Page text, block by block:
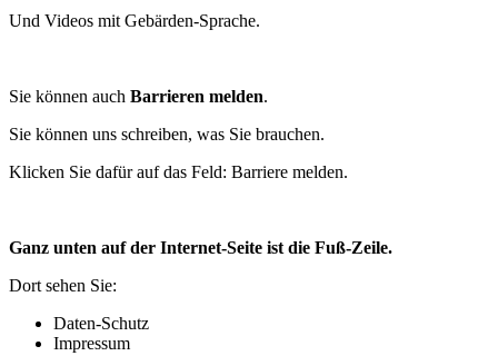
Und Videos mit Gebärden-Sprache.
Sie können auch Barrieren melden.
Sie können uns schreiben, was Sie brauchen.
Klicken Sie dafür auf das Feld: Barriere melden.
Ganz unten auf der Internet-Seite ist die Fuß-Zeile.
Dort sehen Sie:
Daten-Schutz
Impressum